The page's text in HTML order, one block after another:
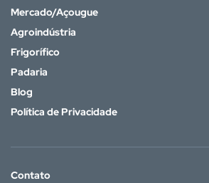
Mercado/Açougue
Agroindústria
Frigorífico
Padaria
Blog
Política de Privacidade
Contato